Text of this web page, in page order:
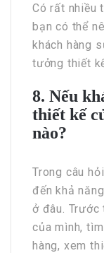
Có rất nhiều
bạn có thể
khách hàng
tưởng thiết
8. Nếu
thiết kế
nào?
Trong câu
đến khả
ở đâu. Trước
của mình,
hàng, xem